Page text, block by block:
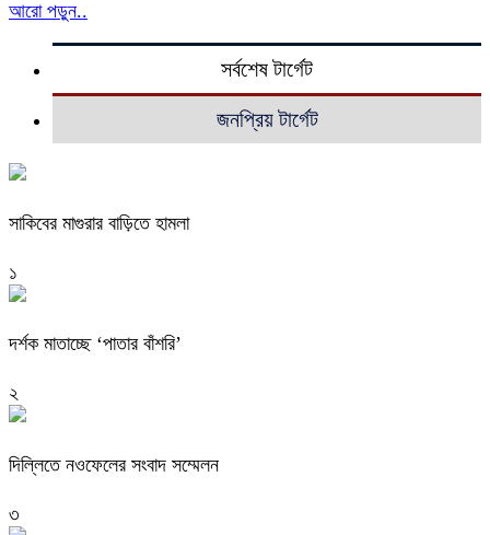
আরো পড়ুন..
সর্বশেষ টার্গেট
জনপ্রিয় টার্গেট
সাকিবের মাগুরার বাড়িতে হামলা
১
দর্শক মাতাচ্ছে ‘পাতার বাঁশরি’
২
দিল্লিতে নওফেলের সংবাদ সম্মেলন
৩